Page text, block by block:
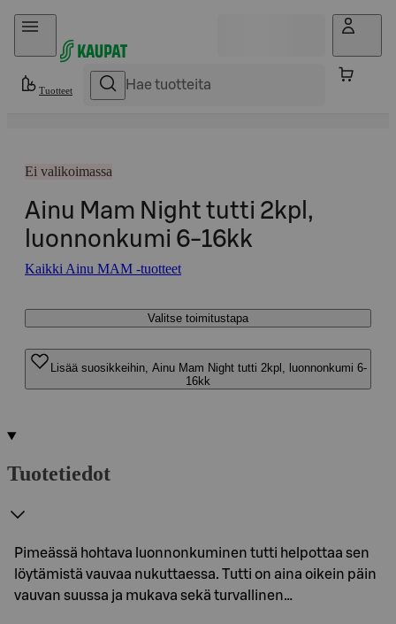
Hyppää sisältöön
Tuotteet
Ei valikoimassa
Ainu Mam Night tutti 2kpl,
luonnonkumi 6-16kk
Kaikki Ainu MAM -tuotteet
Valitse toimitustapa
Lisää suosikkeihin, Ainu Mam Night tutti 2kpl, luonnonkumi 6-
16kk
Tuotetiedot
Pimeässä hohtava luonnonkuminen tutti helpottaa sen
löytämistä vauvaa nukuttaessa. Tutti on aina oikein päin
vauvan suussa ja mukava sekä turvallinen…